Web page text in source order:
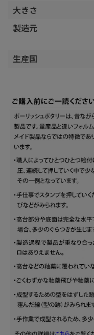
大きさ
製造元
生産国